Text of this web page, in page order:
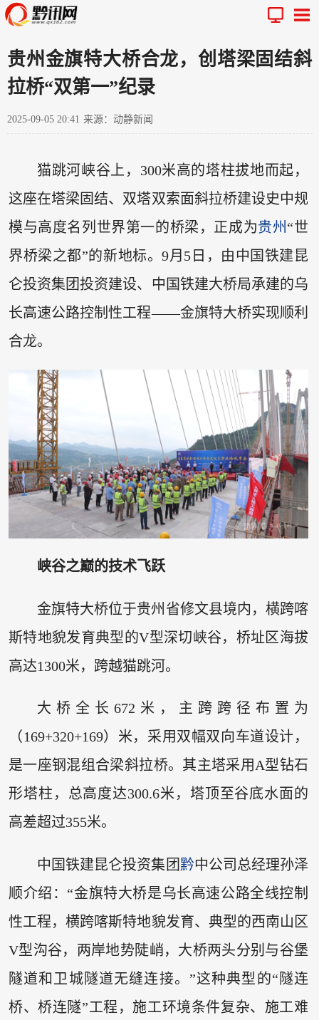
贵州金旗特大桥合龙，创塔梁固结斜
拉桥“双第一”纪录
2025-09-05 20:41 来源：动静新闻
猫跳河峡谷上，300米高的塔柱拔地而起，
这座在塔梁固结、双塔双索面斜拉桥建设史中规
模与高度名列世界第一的桥梁，正成为贵州 “世
界桥梁之都”的新地标。9月5日，由中国铁建昆
仑投资集团投资建设、中国铁建大桥局承建的乌
长高速公路控制性工程——金旗特大桥实现顺利
合龙。
峡谷之巅的技术飞跃
金旗特大桥位于贵州省修文县境内，横跨喀
斯特地貌发育典型的V型深切峡谷，桥址区海拔
高达1300米，跨越猫跳河。
大桥全长672米，主跨跨径布置为
（169+320+169）米，采用双幅双向车道设计，
是一座钢混组合梁斜拉桥。其主塔采用A型钻石
形塔柱，总高度达300.6米，塔顶至谷底水面的
高差超过355米。
中国铁建昆仑投资集团黔中公司总经理孙泽
顺介绍：“金旗特大桥是乌长高速公路全线控制
性工程，横跨喀斯特地貌发育、典型的西南山区
V型沟谷，两岸地势陡峭，大桥两头分别与谷堡
隧道和卫城隧道无缝连接。”这种典型的“隧连
桥、桥连隧”工程，施工环境条件复杂、施工难